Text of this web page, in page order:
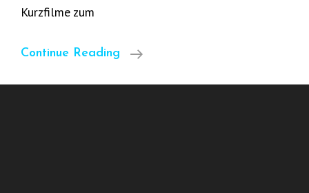
Kurzfilme zum
Continue Reading
Filmaktion